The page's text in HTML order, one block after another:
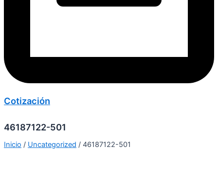
Cotización
46187122-501
Inicio / Uncategorized / 46187122-501